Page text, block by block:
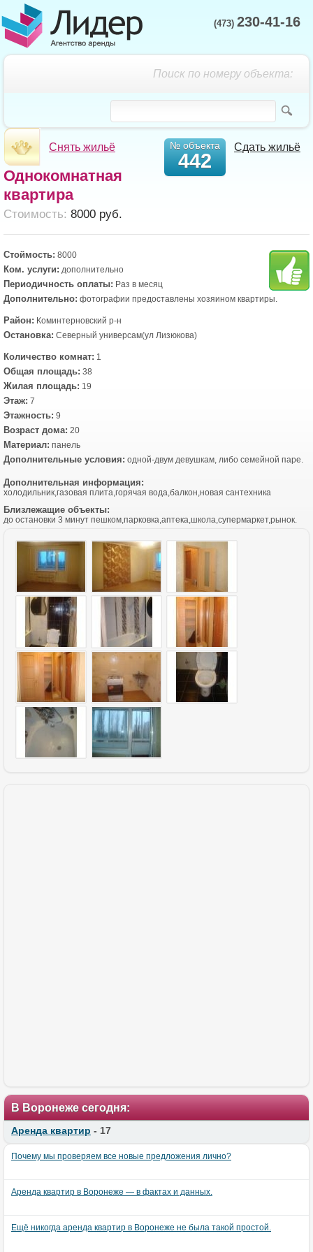
(473) 230-41-16
Поиск по номеру объекта:
Снять жильё Сдать жильё
№ объекта
442
Однокомнатная
квартира
Cтоимость: 8000 руб.
Стоймость: 8000
Ком. услуги: дополнительно
Периодичность оплаты: Раз в месяц
Дополнительно: фотографии предоставлены хозяином квартиры.
Район: Коминтерновский р-н
Остановка: Северный универсам(ул Лизюкова)
Количество комнат: 1
Общая площадь: 38
Жилая площадь: 19
Этаж: 7
Этажность: 9
Возраст дома: 20
Материал: панель
Дополнительные условия: одной-двум девушкам, либо семейной паре.
Дополнительная информация:
холодильник,газовая плита,горячая вода,балкон,новая сантехника
Близлежащие объекты:
до остановки 3 минут пешком,парковка,аптека,школа,супермаркет,рынок.
В Воронеже сегодня:
Аренда квартир - 17
Почему мы проверяем все новые предложения лично?
Аренда квартир в Воронеже — в фактах и данных.
Ещё никогда аренда квартир в Воронеже не была такой простой.